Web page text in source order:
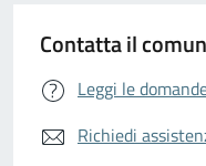
Contatta il
Leggi le
Richiedi